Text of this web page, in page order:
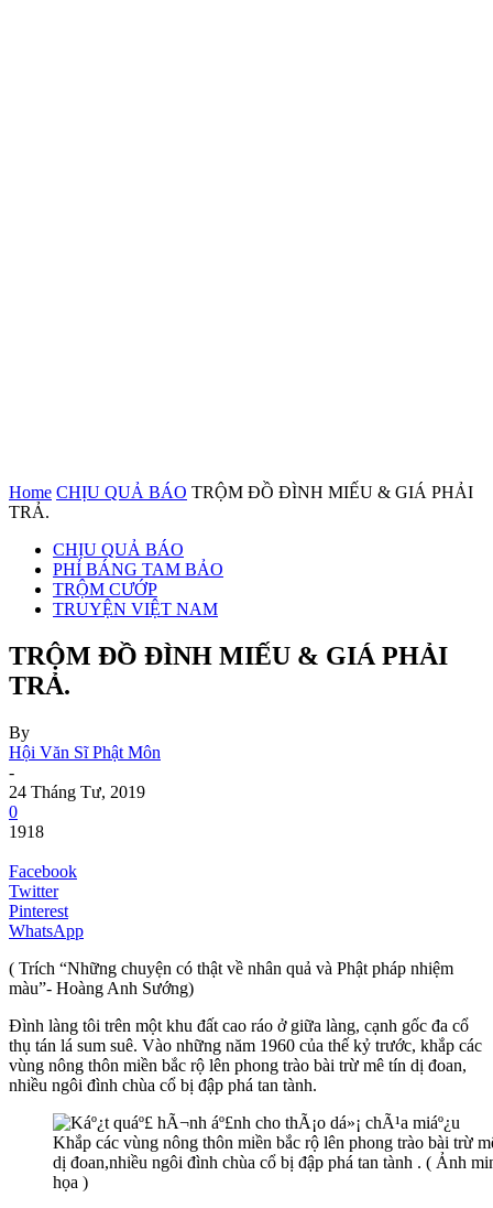
Home CHỊU QUẢ BÁO TRỘM ĐỒ ĐÌNH MIẾU & GIÁ PHẢI
TRẢ.
CHỊU QUẢ BÁO
PHỈ BÁNG TAM BẢO
TRỘM CƯỚP
TRUYỆN VIỆT NAM
TRỘM ĐỒ ĐÌNH MIẾU & GIÁ PHẢI
TRẢ.
By
Hội Văn Sĩ Phật Môn
-
24 Tháng Tư, 2019
0
1918
Facebook
Twitter
Pinterest
WhatsApp
( Trích “Những chuyện có thật về nhân quả và Phật pháp nhiệm
màu”- Hoàng Anh Sướng)
Đình làng tôi trên một khu đất cao ráo ở giữa làng, cạnh gốc đa cổ
thụ tán lá sum suê. Vào những năm 1960 của thế kỷ trước, khắp các
vùng nông thôn miền bắc rộ lên phong trào bài trừ mê tín dị đoan,
nhiều ngôi đình chùa cổ bị đập phá tan tành.
Khắp các vùng nông thôn miền bắc rộ lên phong trào bài trừ
dị đoan,nhiều ngôi đình chùa cổ bị đập phá tan tành . ( Ảnh
họa )